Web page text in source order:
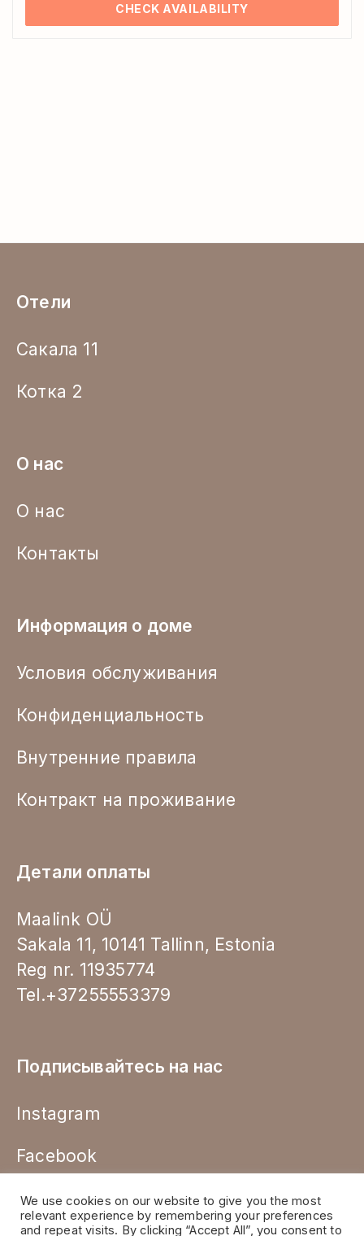
CHECK AVAILABILITY
Отели
Сакала 11
Котка 2
О нас
О нас
Контакты
Информация о доме
Условия обслуживания
Конфиденциальность
Внутренние правила
Контракт на проживание
Детали оплаты
Maalink OÜ
Sakala 11, 10141 Tallinn, Estonia
Reg nr. 11935774
Tel.+37255553379
Подписывайтесь на нас
Instagram
Facebook
We use cookies on our website to give you the most
relevant experience by remembering your preferences
and repeat visits. By clicking “Accept All”, you consent to